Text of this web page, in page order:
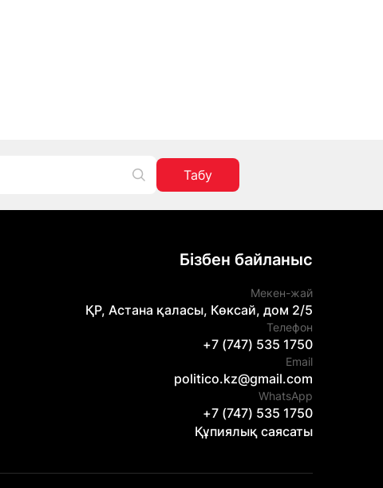
Табу
Бізбен байланыс
Мекен-жай
ҚР, Астана қаласы, Көксай, дом 2/5
Телефон
+7 (747) 535 1750
Email
politico.kz@gmail.com
WhatsApp
+7 (747) 535 1750
Құпиялық саясаты